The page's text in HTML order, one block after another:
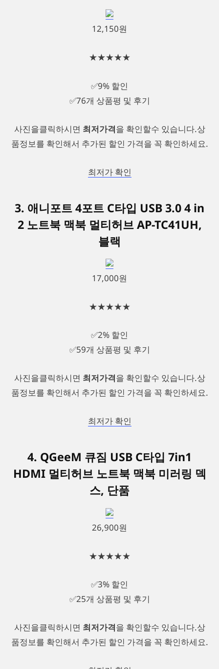
12,150원
★★★★★
✅9% 할인
✅76개 상품평 및 후기
사진을클릭하시면 최저가격을 확인할수 있습니다.상
품정보를 확인해서 추가된 할인 가격을 꼭 확인하세요.
최저가 확인
3. 애니포트 4포트 C타입 USB 3.0 4 in
2 노트북 맥북 멀티허브 AP-TC41UH,
블랙
17,000원
★★★★★
✅2% 할인
✅59개 상품평 및 후기
사진을클릭하시면 최저가격을 확인할수 있습니다.상
품정보를 확인해서 추가된 할인 가격을 꼭 확인하세요.
최저가 확인
4. QGeeM 큐짐 USB C타입 7in1
HDMI 멀티허브 노트북 맥북 미러링 덱
스, 단품
26,900원
★★★★★
✅3% 할인
✅25개 상품평 및 후기
사진을클릭하시면 최저가격을 확인할수 있습니다.상
품정보를 확인해서 추가된 할인 가격을 꼭 확인하세요.